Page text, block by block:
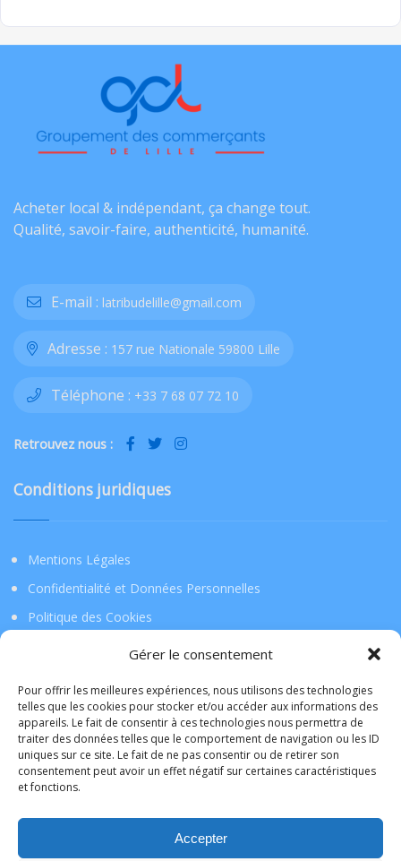
Gérer le consentement
Pour offrir les meilleures expériences, nous utilisons des technologies
telles que les cookies pour stocker et/ou accéder aux informations des
appareils. Le fait de consentir à ces technologies nous permettra de
traiter des données telles que le comportement de navigation ou les ID
uniques sur ce site. Le fait de ne pas consentir ou de retirer son
consentement peut avoir un effet négatif sur certaines caractéristiques
et fonctions.
Accepter
Acheter local & indépendant, ça change tout.
Qualité, savoir-faire, authenticité, humanité.
E-mail : latribudelille@gmail.com
Adresse : 157 rue Nationale 59800 Lille
Téléphone : +33 7 68 07 72 10
Retrouvez nous :
Conditions juridiques
Mentions Légales
Confidentialité et Données Personnelles
Politique des Cookies
Téléchargez l’application !
La Tribu de Lille
L'application mobile de la TribudeLille sera bientôt
vous permettra l'accès à vos commerçants de manière